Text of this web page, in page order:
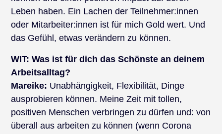
Leben haben. Ein Lachen der Teilnehmer:innen
oder Mitarbeiter:innen ist für mich Gold wert. Und
das Gefühl, etwas verändern zu können.
WIT: Was ist für dich das Schönste an deinem
Arbeitsalltag?
Mareike: Unabhängigkeit, Flexibilität, Dinge
ausprobieren können. Meine Zeit mit tollen,
positiven Menschen verbringen zu dürfen und: von
überall aus arbeiten zu können (wenn Corona